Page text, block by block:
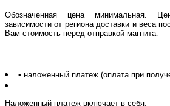
Обозначенная цена минимальная.
зависимости от региона доставки и веса
Вам стоимость перед отправкой магнита
• наложенный платеж (оплата при
Наложенный платеж включает в себя: